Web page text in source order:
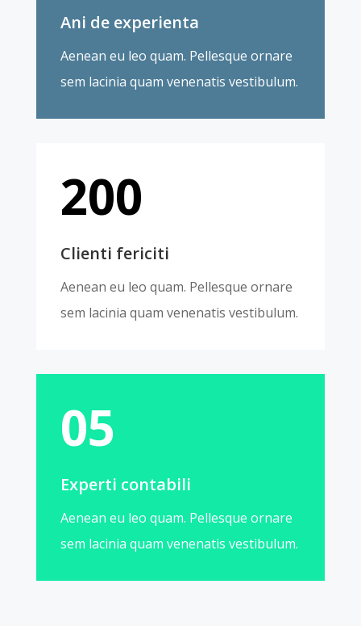
Ani de experienta
Aenean eu leo quam. Pellesque ornare
sem lacinia quam venenatis vestibulum.
200
Clienti fericiti
Aenean eu leo quam. Pellesque ornare
sem lacinia quam venenatis vestibulum.
05
Experti contabili
Aenean eu leo quam. Pellesque ornare
sem lacinia quam venenatis vestibulum.